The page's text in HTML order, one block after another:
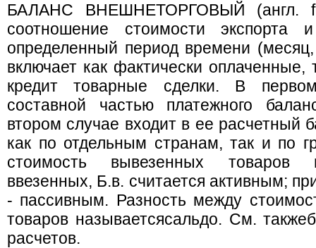
БАЛАНС ВНЕШНЕТОРГОВЫЙ (англ.
соотношение стоимости экспорта
определенный период времени
включает как фактически
кредит товарные сделки. В
составной частью платежного
втором случае входит в ее расчетный
как по отдельным странам, так и по
стоимость вывезенных товаров
ввезенных, Б.в. считается активным;
- пассивным. Разность между
товаров называетсясальдо. См.
расчетов.